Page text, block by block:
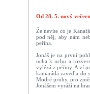
Od 28. 5. nový
Že nevíte co je
pod něj, aby nám
peřina.
Jonáš je na první
ucha k uchu a
vylézá z peřiny. A ví
kamaráda zavedla do
Modré pruhy, pro
Jonášem vyráží na